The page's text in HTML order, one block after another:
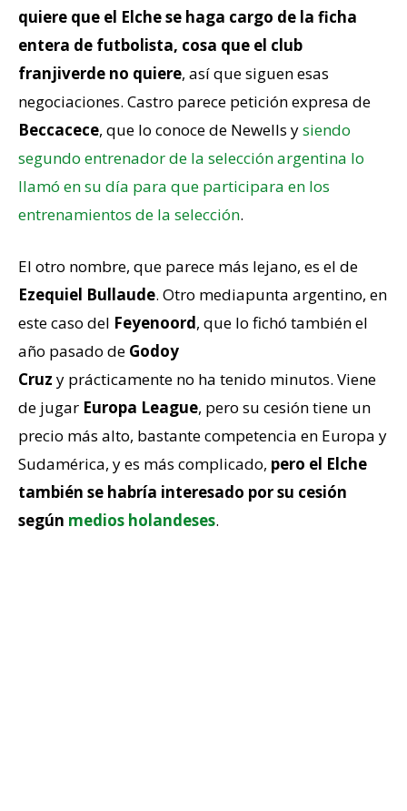
quiere que el Elche se haga cargo de la ficha
entera de futbolista, cosa que el club
franjiverde no quiere, así que siguen esas
negociaciones. Castro parece petición expresa de
Beccacece, que lo conoce de Newells ysiendo
segundo entrenador de la selección argentina lo
llamó en su día para que participara en los
entrenamientos de la selección.
El otro nombre, que parece más lejano, es el de
Ezequiel Bullaude. Otro mediapunta argentino, en
este caso del Feyenoord, que lo fichó también el
año pasado de Godoy
Cruz y prácticamente no ha tenido minutos. Viene
de jugar Europa League, pero su cesión tiene un
precio más alto, bastante competencia en Europa y
Sudamérica, y es más complicado, pero el Elche
también se habría interesado por su cesión
según medios holandeses.